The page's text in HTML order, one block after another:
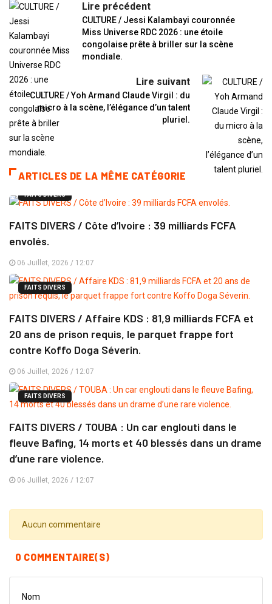
Lire précédent
CULTURE / Jessi Kalambayi couronnée
Miss Universe RDC 2026 : une étoile
congolaise prête à briller sur la scène
mondiale.
Lire suivant
CULTURE / Yoh Armand Claude Virgil : du
micro à la scène, l’élégance d’un talent
pluriel.
ARTICLES DE LA MÊME CATÉGORIE
FAITS DIVERS
FAITS DIVERS / Côte d’Ivoire : 39 milliards FCFA
envolés.
06 Juillet, 2026 / 12:07
FAITS DIVERS
FAITS DIVERS / Affaire KDS : 81,9 milliards FCFA et
20 ans de prison requis, le parquet frappe fort
contre Koffo Doga Séverin.
06 Juillet, 2026 / 12:07
FAITS DIVERS
FAITS DIVERS / TOUBA : Un car englouti dans le
fleuve Bafing, 14 morts et 40 blessés dans un drame
d’une rare violence.
06 Juillet, 2026 / 12:07
Aucun commentaire
0 COMMENTAIRE(S)
Nom